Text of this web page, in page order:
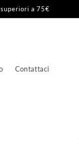
a 75€
Contattaci